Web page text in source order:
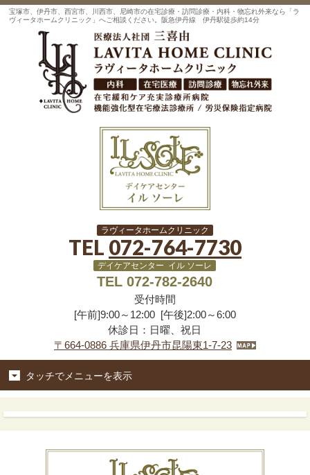
宝塚市、伊丹市、西宮市、川西市、尼崎市の在宅診療・訪問診療・内科・物忘れ外来なら「ラ
ヴィータホームクリニック」へご相談ください。阪急伊丹線 伊丹駅徒歩約14分
ラヴィータホームクリニック
TEL 072-764-7730
デイケアセンター イル ソーレ
TEL 072-782-2640
受付時間
[午前]9:00～12:00 [午後]2:00～6:00
休診日：日曜、祝日
〒664-0886 兵庫県伊丹市昆陽東1-7-23
タッチでメニューを表示